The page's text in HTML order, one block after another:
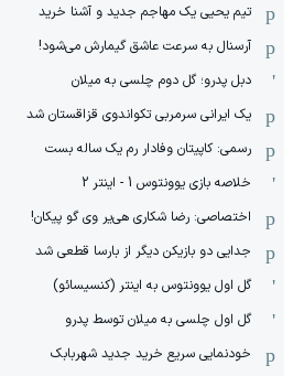
تیم یحیی یک مهاجم جدید و آشنا خرید
آرسنال به سرعت عاشق گیمارش می‌شود!
دبل پدرو؛ گل دوم چلسی به میلان
یک ایرانی سرمربی تکواندوی قزاقستان شد
رسمی: کاپیتان وفادار رم یک ساله بست
خلاصه بازی یوونتوس 1 - اینتر 2
اختصاصی: رضا شکاری هی‌یر وی‌ گو پیکان!
جدایی دو بازیکن دیگر از بارسا قطعی شد
گل اول یوونتوس به اینتر (کنسیسائو)
گل اول چلسی به میلان توسط پدرو
خودنمایی سریع خرید جدید شهربابک